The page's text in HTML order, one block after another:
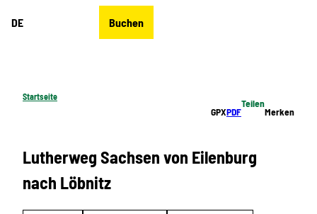
DE Buchen
Startseite
GPXPDF
Teilen
Merken
Lutherweg Sachsen von Eilenburg
nach Löbnitz